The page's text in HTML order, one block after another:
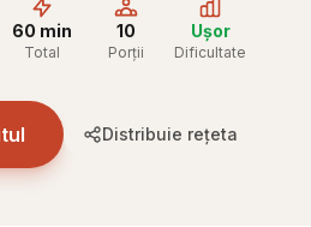
60 min
Total
10
Porții
Ușor
Dificultate
Distribuie rețeta